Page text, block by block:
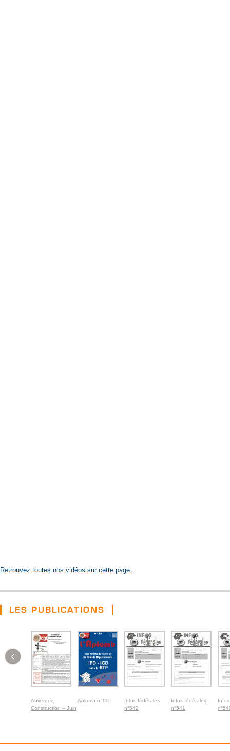
Retrouvez toutes nos vidéos sur cette page.
LES PUBLICATIONS
Auvergne
Construction – Juin
Aplomb n°115
Infos fédérales
n°542
Infos fédérales
n°541
‹